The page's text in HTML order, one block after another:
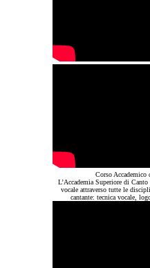
Corso Accademico
L’Accademia Superiore di
vocale attraverso tutte le
cantante: tecnica vocale,